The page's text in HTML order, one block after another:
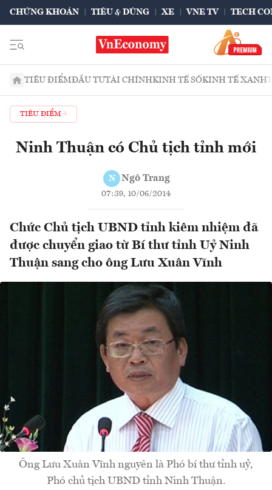
CHỨNG KHOÁN TIÊU & DÙNG XE VNE TV TECH
TIÊU ĐIỂMĐẦU TƯTÀI CHÍNHKINH TẾ SỐKINH TẾ XANH
TIÊU ĐIỂM
Ninh Thuận có Chủ tịch tỉnh mới
N Ngô Trang
07:39, 10/06/2014
Chức Chủ tịch UBND tỉnh kiêm nhiệm đã
được chuyển giao từ Bí thư tỉnh Uỷ Ninh
Thuận sang cho ông Lưu Xuân Vĩnh
Ông Lưu Xuân Vĩnh nguyên là Phó bí thư tỉnh uỷ,
Phó chủ tịch UBND tỉnh Ninh Thuận.